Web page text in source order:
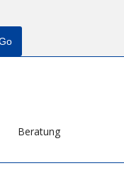
Beratung